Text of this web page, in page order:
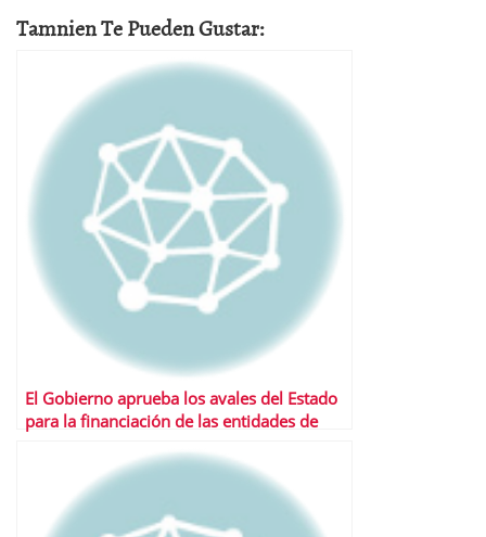
Tamnien Te Pueden Gustar:
El Gobierno aprueba los avales del Estado
para la financiación de las entidades de